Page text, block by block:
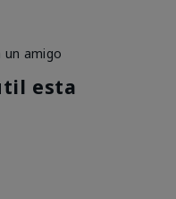
un amigo
esta